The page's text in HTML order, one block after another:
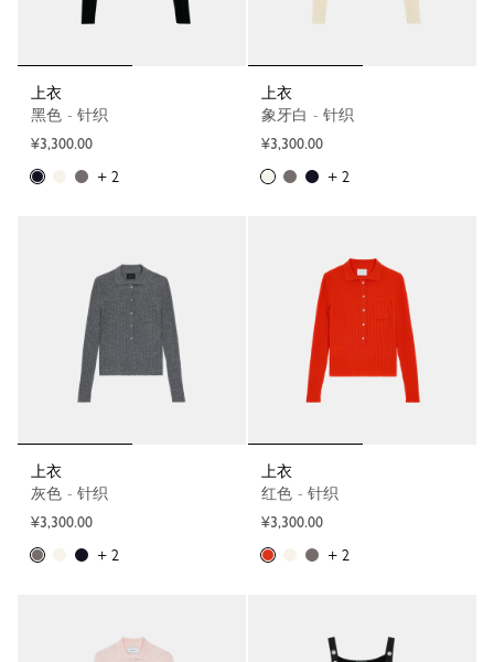
上衣
黑色 - 针织
¥3,300.00
+ 2
上衣
象牙白 - 针织
¥3,300.00
+ 2
上衣
灰色 - 针织
¥3,300.00
+ 2
上衣
红色 - 针织
¥3,300.00
+ 2